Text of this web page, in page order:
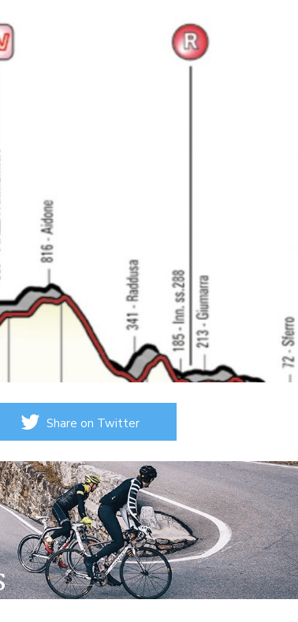
Share on Twitter